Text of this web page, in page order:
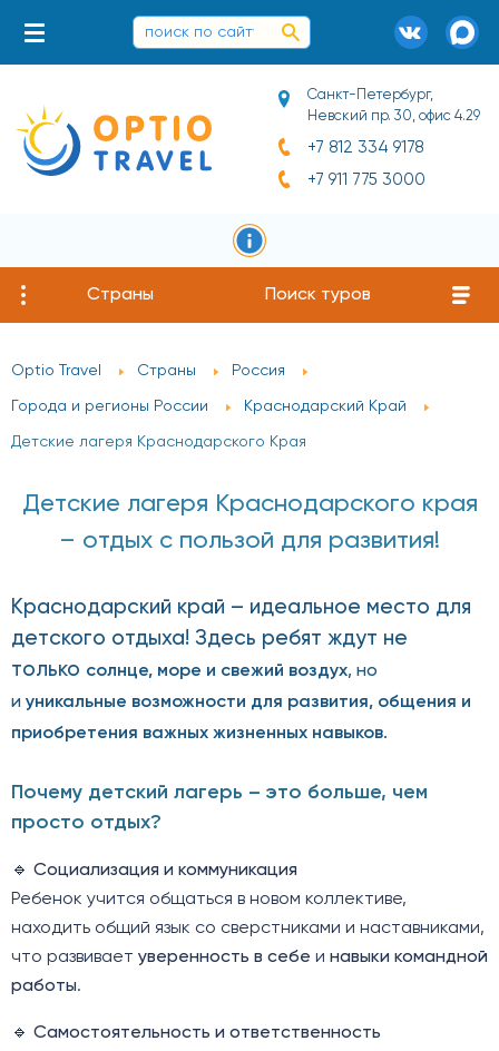
Санкт-Петербург,
Невский пр. 30, офис 4.29
+7 812 334 9178
+7 911 775 3000
Страны Поиск туров
Optio Travel Страны Россия
Города и регионы России Краснодарский Край
Детские лагеря Краснодарского Края
Детские лагеря Краснодарского края
– отдых с пользой для развития!
Краснодарский край – идеальное место для
детского отдыха! Здесь ребят ждут не
только солнце, море и свежий воздух, но
и уникальные возможности для развития, общения и
приобретения важных жизненных навыков.
Почему детский лагерь – это больше, чем
просто отдых?
🔹 Социализация и коммуникация
Ребенок учится общаться в новом коллективе,
находить общий язык со сверстниками и наставниками,
что развивает уверенность в себе и навыки командной
работы.
🔹 Самостоятельность и ответственность